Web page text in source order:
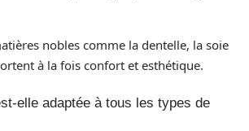
nobles comme la dentelle, la soie
à la fois confort et esthétique.
elle adaptée à tous les types de